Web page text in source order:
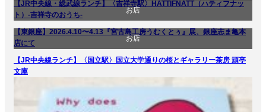
食べ物
【JR中央線・総武線ランチ】〈吉祥寺駅〉HATTIFNATT（ハティフナッ
ト）-吉祥寺のおうち-
お店
商品紹介
【東銀座】2026.4.10〜4.13『宮古島工房うむくとぅ』展、銀座志ま亀本
店にて
お店
【JR中央線ランチ】〈国立駅〉国立大学通りの桜とギャラリー茶房 頑亭
文庫